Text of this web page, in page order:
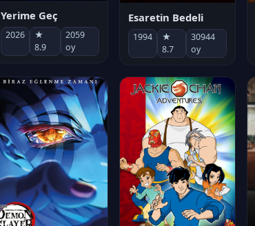
Yerime Geç
2026
★
8.9
2059
oy
Esaretin Bedeli
1994
★
8.7
30944
oy